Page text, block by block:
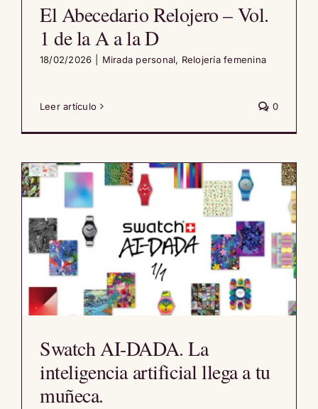
El Abecedario Relojero – Vol.
1 de la A a la D
18/02/2026 Mirada personal, Relojería femenina
Leer artículo 0
Swatch AI-DADA. La
inteligencia artificial llega a tu
muñeca.